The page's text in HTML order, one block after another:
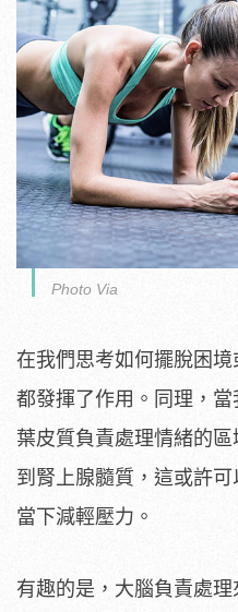
Photo Via
在我們思考如何擺脫困
都發揮了作用。同理，
葉皮質負責處理情緒的
到腎上腺髓質，這或許
當下減輕壓力。
有趣的是，大腦負責處